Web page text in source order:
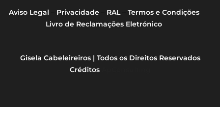
Aviso Legal Privacidade– RAL– Termos e Condições
Livro de Reclamações Eletrónico
Gisela Cabeleireiros | Todos os Direitos Reservados
Créditos